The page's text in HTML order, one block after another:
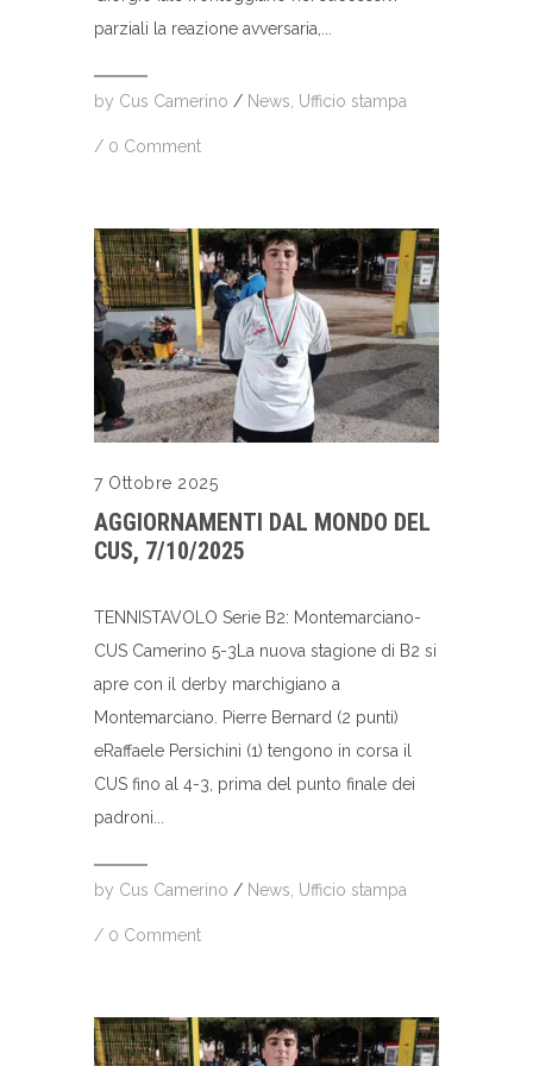
parziali la reazione avversaria,...
by Cus Camerino / News, Ufficio stampa
/ 0 Comment
7 Ottobre 2025
AGGIORNAMENTI DAL MONDO DEL
CUS, 7/10/2025
TENNISTAVOLO Serie B2: Montemarciano-
CUS Camerino 5-3La nuova stagione di B2 si
apre con il derby marchigiano a
Montemarciano. Pierre Bernard (2 punti)
eRaffaele Persichini (1) tengono in corsa il
CUS fino al 4-3, prima del punto finale dei
padroni...
by Cus Camerino / News, Ufficio stampa
/ 0 Comment